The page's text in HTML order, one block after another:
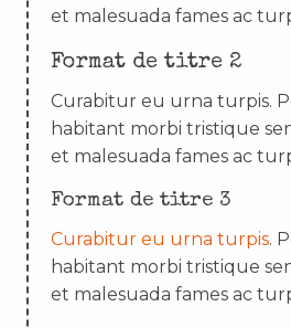
et malesuada fames ac
Format de titre 2
Curabitur eu urna turpis.
habitant morbi tristique
et malesuada fames ac
Format de titre 3
Curabitur eu urna turpis.
habitant morbi tristique
et malesuada fames ac